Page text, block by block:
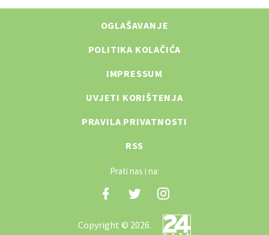
OGLAŠAVANJE
POLITIKA KOLAČIĆA
IMPRESSUM
UVJETI KORIŠTENJA
PRAVILA PRIVATNOSTI
RSS
Prati nas i na:
Copyright © 2026.